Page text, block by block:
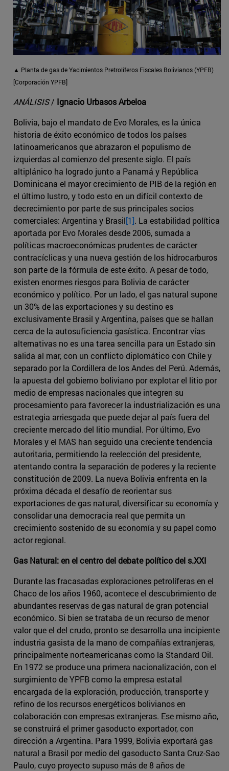
▲ Planta de gas de Yacimientos Pretrolíferos Fiscales Bolivianos (YPFB)
[Corporación YPFB]
ANÁLISIS/ Ignacio Urbasos Arbeloa
Bolivia, bajo el mandato de Evo Morales, es la única
historia de éxito económico de todos los países
latinoamericanos que abrazaron el populismo de
izquierdas al comienzo del presente siglo. El país
altiplánico ha logrado junto a Panamá y República
Dominicana el mayor crecimiento de PIB de la región en
el último lustro, y todo esto en un difícil contexto de
decrecimiento por parte de sus principales socios
comerciales: Argentina y Brasil[1]. La estabilidad política
aportada por Evo Morales desde 2006, sumada a
políticas macroeconómicas prudentes de carácter
contracíclicas y una nueva gestión de los hidrocarburos
son parte de la fórmula de este éxito. A pesar de todo,
existen enormes riesgos para Bolivia de carácter
económico y político. Por un lado, el gas natural supone
un 30% de las exportaciones y su destino es
exclusivamente Brasil y Argentina, países que se hallan
cerca de la autosuficiencia gasística. Encontrar vías
alternativas no es una tarea sencilla para un Estado sin
salida al mar, con un conflicto diplomático con Chile y
separado por la Cordillera de los Andes del Perú. Además,
la apuesta del gobierno boliviano por explotar el litio por
medio de empresas nacionales que integren su
procesamiento para favorecer la industrialización es una
estrategia arriesgada que puede dejar al país fuera del
creciente mercado del litio mundial. Por último, Evo
Morales y el MAS han seguido una creciente tendencia
autoritaria, permitiendo la reelección del presidente,
atentando contra la separación de poderes y la reciente
constitución de 2009. La nueva Bolivia enfrenta en la
próxima década el desafío de reorientar sus
exportaciones de gas natural, diversificar su economía y
consolidar una democracia real que permita un
crecimiento sostenido de su economía y su papel como
actor regional.
Gas Natural: en el centro del debate político del s.XXI
Durante las fracasadas exploraciones petrolíferas en el
Chaco de los años 1960, acontece el descubrimiento de
abundantes reservas de gas natural de gran potencial
económico. Si bien se trataba de un recurso de menor
valor que el del crudo, pronto se desarrolla una incipiente
industria gasista de la mano de compañías extranjeras,
principalmente norteamericanas como la Standard Oil.
En 1972 se produce una primera nacionalización, con el
surgimiento de YPFB como la empresa estatal
encargada de la exploración, producción, transporte y
refino de los recursos energéticos bolivianos en
colaboración con empresas extranjeras. Ese mismo año,
se construirá el primer gasoducto exportador, con
dirección a Argentina. Para 1999, Bolivia exportará gas
natural a Brasil por medio del gasoducto Santa Cruz-Sao
Paulo, cuyo proyecto supuso más de 8 años de